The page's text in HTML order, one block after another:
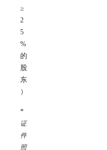
≥
2
5
%
的
股
东
）
*
证
件
照